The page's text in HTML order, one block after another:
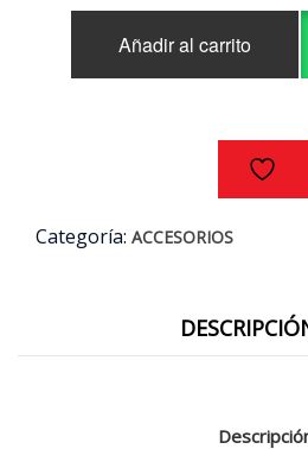
50CM
Añadir al carrito
Categoría: ACCESORIOS